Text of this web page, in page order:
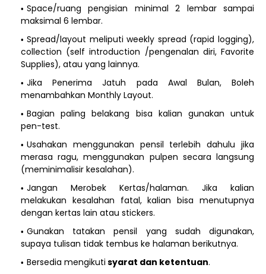
Space/ruang pengisian minimal 2 lembar sampai
maksimal 6 lembar.
Spread/layout meliputi weekly spread (rapid logging),
collection (self introduction /pengenalan diri, Favorite
Supplies), atau yang lainnya.
Jika Penerima Jatuh pada Awal Bulan, Boleh
menambahkan Monthly Layout.
Bagian paling belakang bisa kalian gunakan untuk
pen-test.
Usahakan menggunakan pensil terlebih dahulu jika
merasa ragu, menggunakan pulpen secara langsung
(meminimalisir kesalahan).
Jangan Merobek Kertas/halaman. Jika kalian
melakukan kesalahan fatal, kalian bisa menutupnya
dengan kertas lain atau stickers.
Gunakan tatakan pensil yang sudah digunakan,
supaya tulisan tidak tembus ke halaman berikutnya.
Bersedia mengikuti syarat dan ketentuan.